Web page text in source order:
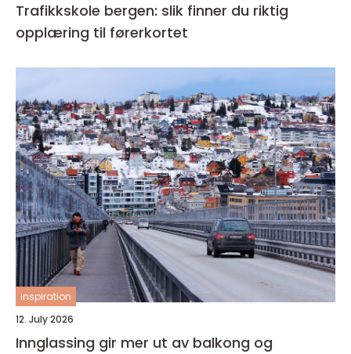
Trafikkskole bergen: slik finner du riktig
opplæring til førerkortet
inspiration
12. July 2026
Innglassing gir mer ut av balkong og